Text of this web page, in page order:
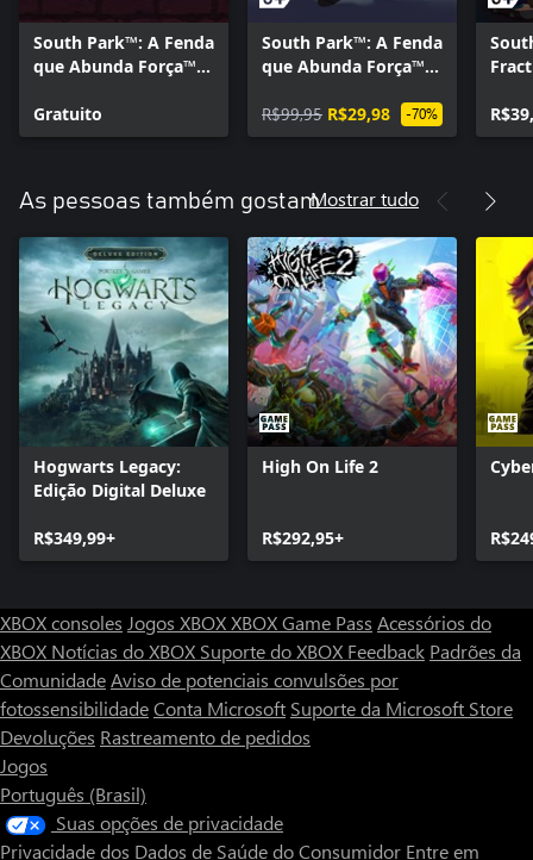
South Park™: A Fenda
que Abunda Força™ -
Starter Kit
Gratuito
South Park™: A Fenda
que Abunda Força™ -
R$99,95 R$29,98 -70%
As pessoas também gostamMostrar tudo
Hogwarts Legacy:
Edição Digital Deluxe
R$349,99+
High On Life 2
R$292,95+
XBOX consoles Jogos XBOXXBOX Game Pass Acessórios do
XBOX Notícias do XBOX Suporte do XBOX Feedback Padrões da
ComunidadeAviso de potenciais convulsões por
fotossensibilidadeConta Microsoft Suporte da Microsoft Store
Devoluções Rastreamento de pedidos
Jogos
Português (Brasil)
Suas opções de privacidade
Privacidade dos Dados de Saúde do Consumidor Entre em